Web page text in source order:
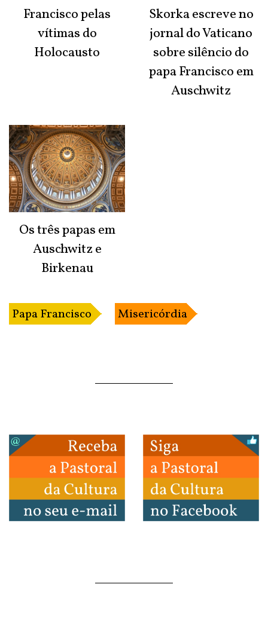
Francisco pelas
vítimas do
Holocausto
Skorka escreve no
jornal do Vaticano
sobre silêncio do
papa Francisco em
Auschwitz
Os três papas em
Auschwitz e
Birkenau
Papa Francisco Misericórdia